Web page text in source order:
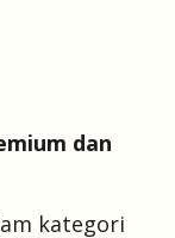
dan
kategori